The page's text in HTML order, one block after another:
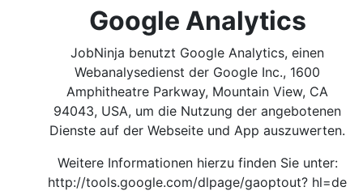
Google Analytics
JobNinja benutzt Google Analytics, einen
Webanalysedienst der Google Inc., 1600
Amphitheatre Parkway, Mountain View, CA
94043, USA, um die Nutzung der angebotenen
Dienste auf der Webseite und App auszuwerten.
Weitere Informationen hierzu finden Sie unter:
http://tools.google.com/dlpage/gaoptout? hl=de